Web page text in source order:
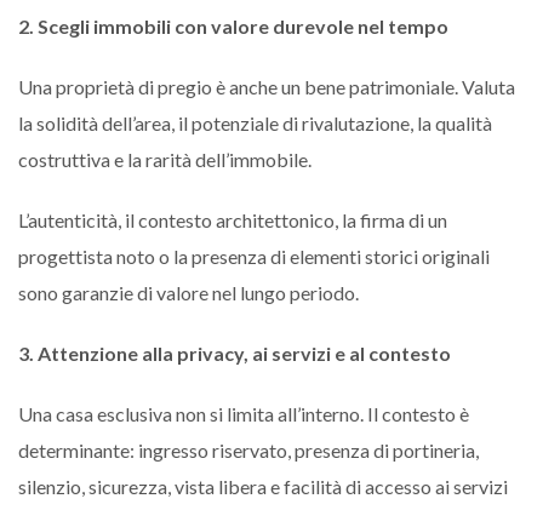
2. Scegli immobili con valore durevole nel tempo
Una proprietà di pregio è anche un bene patrimoniale. Valuta
la solidità dell’area, il potenziale di rivalutazione, la qualità
costruttiva e la rarità dell’immobile.
L’autenticità, il contesto architettonico, la firma di un
progettista noto o la presenza di elementi storici originali
sono garanzie di valore nel lungo periodo.
3. Attenzione alla privacy, ai servizi e al contesto
Una casa esclusiva non si limita all’interno. Il contesto è
determinante: ingresso riservato, presenza di portineria,
silenzio, sicurezza, vista libera e facilità di accesso ai servizi